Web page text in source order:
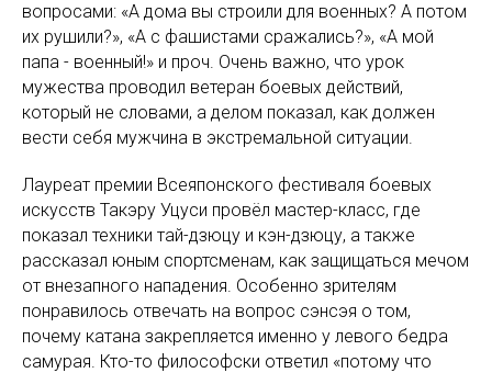
вопросами: «А дома вы строили для военных? А потом
их рушили?», «А с фашистами сражались?», «А мой
папа - военный!» и проч. Очень важно, что урок
мужества проводил ветеран боевых действий,
который не словами, а делом показал, как должен
вести себя мужчина в экстремальной ситуации.
Лауреат премии Всеяпонского фестиваля боевых
искусств Такэру Уцуси провёл мастер-класс, где
показал техники тай-дзюцу и кэн-дзюцу, а также
рассказал юным спортсменам, как защищаться мечом
от внезапного нападения. Особенно зрителям
понравилось отвечать на вопрос сэнсэя о том,
почему катана закрепляется именно у левого бедра
самурая. Кто-то философски ответил «потому что